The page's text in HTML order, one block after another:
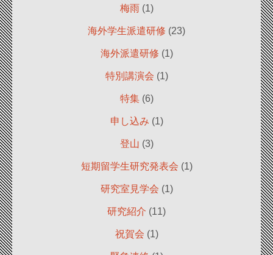
梅雨(1)
海外学生派遣研修 (23)
海外派遣研修 (1)
特別講演会 (1)
特集(6)
申し込み (1)
登山 (3)
短期留学生研究発表会 (1)
研究室見学会 (1)
研究紹介 (11)
祝賀会 (1)